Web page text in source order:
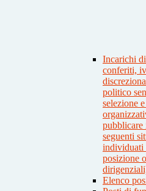
Incarichi
conferiti,
politico
selezione
pubblicare
seguenti
individuati
posizione
Elenco